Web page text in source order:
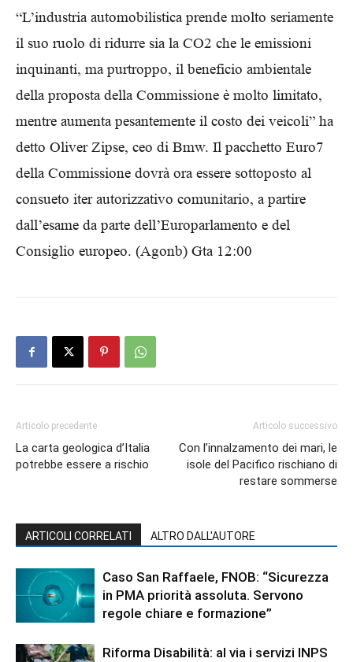
“L’industria automobilistica prende molto seriamente
il suo ruolo di ridurre sia la CO2 che le emissioni
inquinanti, ma purtroppo, il beneficio ambientale
della proposta della Commissione è molto limitato,
mentre aumenta pesantemente il costo dei veicoli” ha
detto Oliver Zipse, ceo di Bmw. Il pacchetto Euro7
della Commissione dovrà ora essere sottoposto al
consueto iter autorizzativo comunitario, a partire
dall’esame da parte dell’Europarlamento e del
Consiglio europeo. (Agonb) Gta 12:00
Articolo precedente
La carta geologica d’Italia
potrebbe essere a rischio
Articolo successivo
Con l’innalzamento dei mari, le
isole del Pacifico rischiano di
restare sommerse
ARTICOLI CORRELATI ALTRO DALL'AUTORE
Caso San Raffaele, FNOB: “Sicurezza
in PMA priorità assoluta. Servono
regole chiare e formazione”
Riforma Disabilità: al via i servizi INPS